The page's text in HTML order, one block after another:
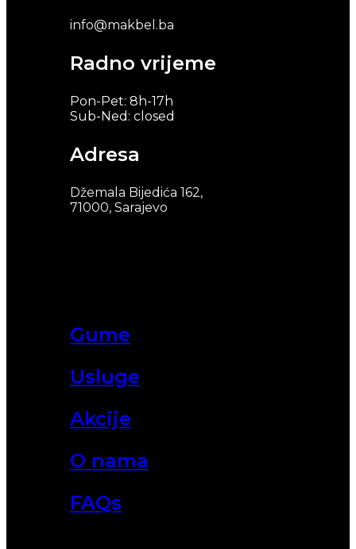
Gume
Usluge
Akcije
O nama
FAQs
info@makbel.ba
Radno vrijeme
Pon-Pet: 8h-17h
Sub-Ned: closed
Adresa
Džemala Bijedića 162,
71000, Sarajevo